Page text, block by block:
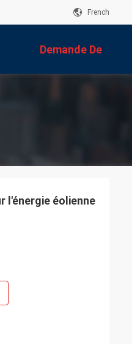
French
Demande De
Soumission
l'énergie éolienne